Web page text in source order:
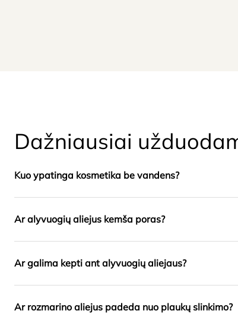
Dažniausiai
Kuo ypatinga kosmetika be vandens?
Ar alyvuogių aliejus kemša poras?
Ar galima kepti ant alyvuogių aliejaus?
Ar rozmarino aliejus padeda nuo plaukų slinkimo?